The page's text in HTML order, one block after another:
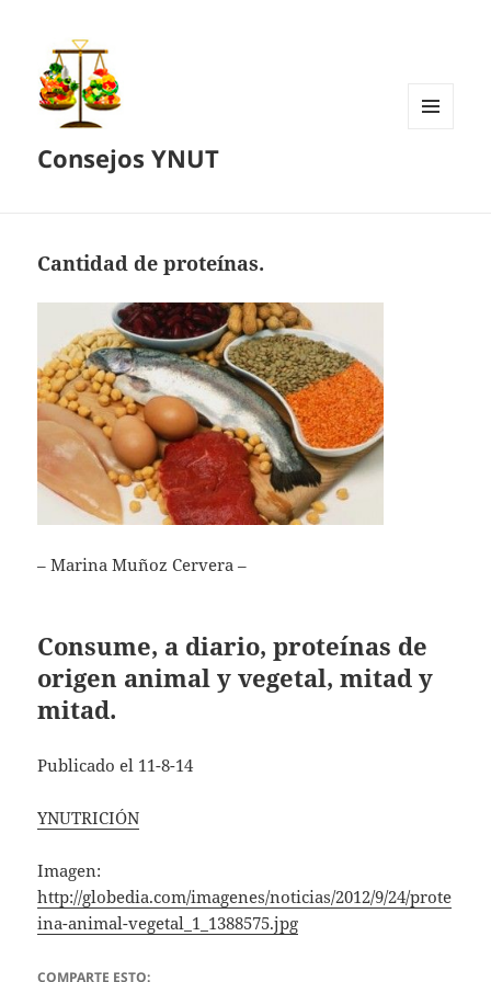
Consejos YNUT
Cantidad de proteínas.
– Marina Muñoz Cervera –
Consume, a diario, proteínas de
origen animal y vegetal, mitad y
mitad.
Publicado el 11-8-14
YNUTRICIÓN
Imagen:
http://globedia.com/imagenes/noticias/2012/9/24/prote
ina-animal-vegetal_1_1388575.jpg
COMPARTE ESTO: